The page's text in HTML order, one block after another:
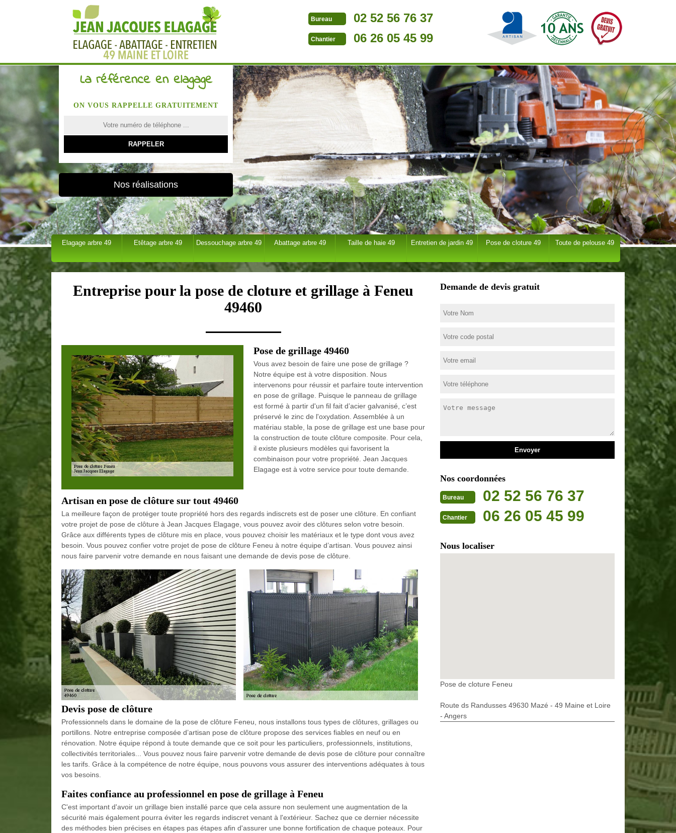
Bureau 02 52 56 76 37
Chantier 06 26 05 45 99
La référence en elagage
ON VOUS RAPPELLE GRATUITEMENT
Nos réalisations
Elagage arbre 49 Etêtage arbre 49 Dessouchage arbre 49 Abattage arbre 49 Taille de haie 49 Entretien de jardin 49 Pose de cloture 49 Toute de pelouse 49
Entreprise pour la pose de cloture et grillage à Feneu
49460
Pose de grillage 49460
Vous avez besoin de faire une pose de grillage ?
Notre équipe est à votre disposition. Nous
intervenons pour réussir et parfaire toute intervention
en pose de grillage. Puisque le panneau de grillage
est formé à partir d'un fil fait d’acier galvanisé, c’est
préservé le zinc de l'oxydation. Assemblée à un
matériau stable, la pose de grillage est une base pour
la construction de toute clôture composite. Pour cela,
il existe plusieurs modèles qui favorisent la
combinaison pour votre propriété. Jean Jacques
Elagage est à votre service pour toute demande.
Artisan en pose de clôture sur tout 49460
La meilleure façon de protéger toute propriété hors des regards indiscrets est de poser une clôture. En confiant
votre projet de pose de clôture à Jean Jacques Elagage, vous pouvez avoir des clôtures selon votre besoin.
Grâce aux différents types de clôture mis en place, vous pouvez choisir les matériaux et le type dont vous avez
besoin. Vous pouvez confier votre projet de pose de clôture Feneu à notre équipe d’artisan. Vous pouvez ainsi
nous faire parvenir votre demande en nous faisant une demande de devis pose de clôture.
Devis pose de clôture
Professionnels dans le domaine de la pose de clôture Feneu, nous installons tous types de clôtures, grillages ou
portillons. Notre entreprise composée d’artisan pose de clôture propose des services fiables en neuf ou en
rénovation. Notre équipe répond à toute demande que ce soit pour les particuliers, professionnels, institutions,
collectivités territoriales... Vous pouvez nous faire parvenir votre demande de devis pose de clôture pour connaître
les tarifs. Grâce à la compétence de notre équipe, nous pouvons vous assurer des interventions adéquates à tous
vos besoins.
Faites confiance au professionnel en pose de grillage à Feneu
C'est important d'avoir un grillage bien installé parce que cela assure non seulement une augmentation de la
sécurité mais également pourra éviter les regards indiscret venant à l'extérieur. Sachez que ce dernier nécessite
des méthodes bien précises en étapes pas étapes afin d'assurer une bonne fortification de chaque poteaux. Pour
Demande de devis gratuit
Nos coordonnées
Bureau 02 52 56 76 37
Chantier 06 26 05 45 99
Nous localiser
Pose de cloture Feneu
Route ds Randusses 49630 Mazé - 49 Maine et Loire
- Angers